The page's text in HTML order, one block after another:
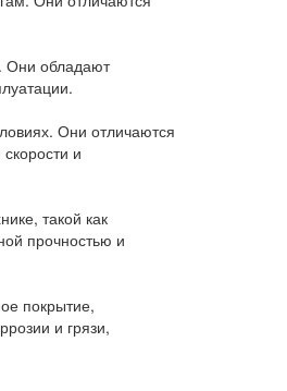
Они обладают
Они отличаются
и
такой как
прочностью и
покрытие,
и грязи,